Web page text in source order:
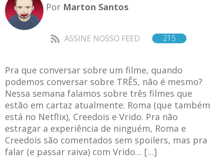
Por Marton Santos
ASSINE NOSSO FEED 215
Pra que conversar sobre um filme, quando
podemos conversar sobre TRÊS, não é mesmo?
Nessa semana falamos sobre três filmes que
estão em cartaz atualmente: Roma (que também
está no Netflix), Creedois e Vrido. Pra não
estragar a experiência de ninguém, Roma e
Creedois são comentados sem spoilers, mas pra
falar (e passar raiva) com Vrido… […]